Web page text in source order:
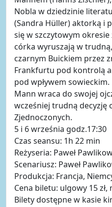
Nobla w dziedzinie
(Sandra Hüller) aktorką i
się w szczytowym
córka wyruszają w
czarnym Buickiem przez
Frankfurtu pod kontrolą
pod wpływem
Mann wraca do swojej
wcześniej trudną decyzję
Zjednoczonych.
5 i 6 września godz.17:30
Czas seansu: 1h 22 min
Reżyseria: Paweł
Scenariusz: Paweł
Produkcja: Francja,
Cena biletu: ulgowy 15 zł,
Bilety dostępne w kasie